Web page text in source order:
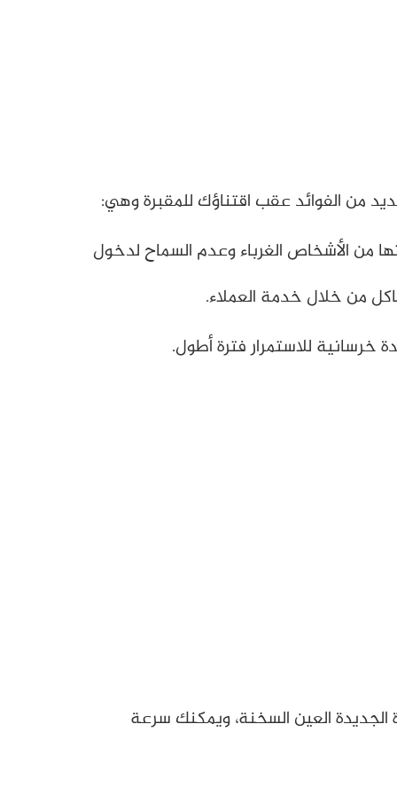
من الفوائد عقب اقتناؤك للمقبرة وهي:
من الأشخاص الغرباء وعدم السماح لدخول
للاستمرار فترة أطول.
الجديدة العين السخنة، ويمكنك سرعة